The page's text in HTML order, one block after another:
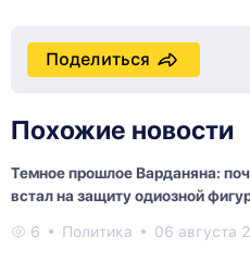
Поделиться
Похожие новости
Темное прошлое Варданяна:
встал на защиту одиозной
6 Политика 06 августа